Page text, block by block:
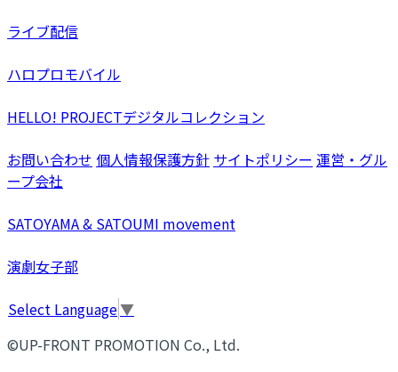
ライブ配信
ハロプロモバイル
HELLO! PROJECTデジタルコレクション
お問い合わせ 個人情報保護方針 サイトポリシー 運営・グル
ープ会社
SATOYAMA & SATOUMI movement
演劇女子部
Select Language▼
©UP-FRONT PROMOTION Co., Ltd.